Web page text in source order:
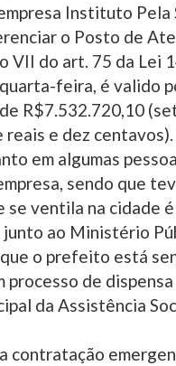
Instituto
o Posto de
VII do art. 75 da Lei
feira, é valido
R$7.532.720,10
e dez centavos).
em algumas
sendo que
se ventila na cidade
ao Ministério
que o prefeito está
processo de
da Assistência
contratação